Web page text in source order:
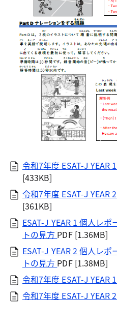
令和7年度 ESAT-J YEAR
[433KB]
令和7年度 ESAT-J YEAR
[361KB]
ESAT-J YEAR 1 個人レ
トの見方 PDF [1.36MB]
ESAT-J YEAR 2 個人レ
トの見方 PDF [1.38MB]
令和7年度 ESAT-J YEAR
令和7年度 ESAT-J YEAR